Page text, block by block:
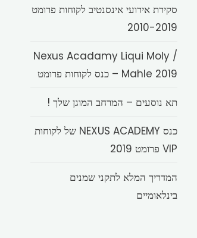
סקירת אירועי אינסנטיב לקוחות פרומט
2010-2019
Nexus Acadamy Liqui Moly /
Mahle 2019 – כנס לקוחות פרומט
תא נוסעים – המרחב המוגן שלך !
כנס NEXUS ACADEMY של לקוחות
VIP פרומט 2019
המדריך המלא לתקני שמנים
בינלאומיים